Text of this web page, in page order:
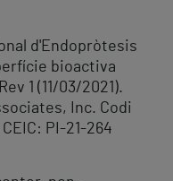
d'Endopròtesis
bioactiva
1 (11/03/2021).
Inc. Codi
PI-21-264